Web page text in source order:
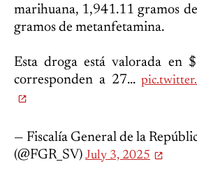
marihuana, 1,941.11 gramos
gramos de metanfetamina.
Esta droga está valorada en
corresponden a 27...
— Fiscalía General de la
(@FGR_SV) July 3, 2025